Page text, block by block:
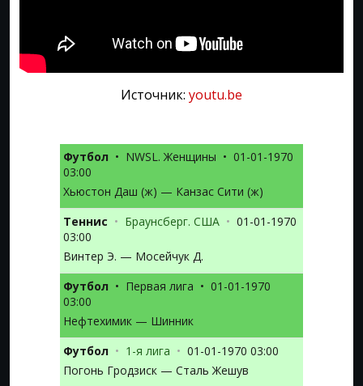
Источник: youtu.be
Футбол • NWSL. Женщины • 01-01-1970
03:00
Хьюстон Даш (ж) — Канзас Сити (ж)
Теннис • Браунсберг. США • 01-01-1970
03:00
Винтер Э. — Мосейчук Д.
Футбол • Первая лига • 01-01-1970
03:00
Нефтехимик — Шинник
Футбол • 1-я лига • 01-01-1970 03:00
Погонь Гродзиск — Сталь Жешув